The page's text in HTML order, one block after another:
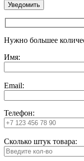
Нужно большее
Имя:
Email:
Телефон:
Сколько штук товара: